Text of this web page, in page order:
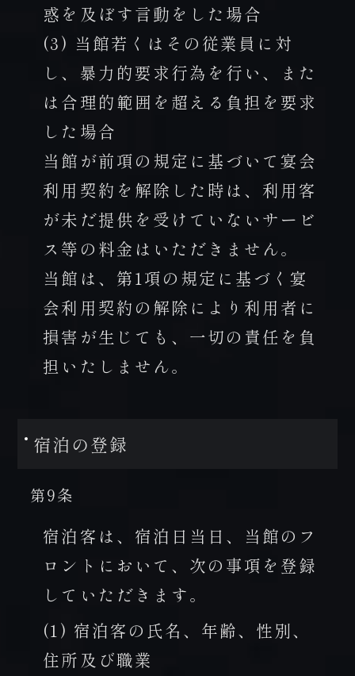
惑を及ぼす言動をした場合
(3) 当館若くはその従業員に対
し、暴力的要求行為を行い、また
は合理的範囲を超える負担を要求
した場合
当館が前項の規定に基づいて宴会
利用契約を解除した時は、利用客
が未だ提供を受けていないサービ
ス等の料金はいただきません。
当館は、第1項の規定に基づく宴
会利用契約の解除により利用者に
損害が生じても、一切の責任を負
担いたしません。
宿泊の登録
第9条
宿泊客は、宿泊日当日、当館のフ
ロントにおいて、次の事項を登録
していただきます。
(1) 宿泊客の氏名、年齢、性別、
住所及び職業